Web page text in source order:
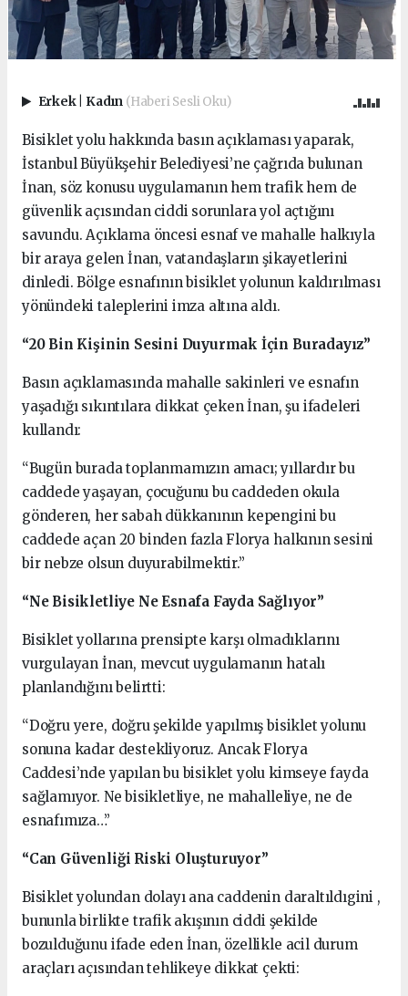
Erkek Kadın (Haberi Sesli Oku)
Bisiklet yolu hakkında basın açıklaması yaparak,
İstanbul Büyükşehir Belediyesi’ne çağrıda bulunan
İnan, söz konusu uygulamanın hem trafik hem de
güvenlik açısından ciddi sorunlara yol açtığını
savundu. Açıklama öncesi esnaf ve mahalle halkıyla
bir araya gelen İnan, vatandaşların şikayetlerini
dinledi. Bölge esnafının bisiklet yolunun kaldırılması
yönündeki taleplerini imza altına aldı.
“20 Bin Kişinin Sesini Duyurmak İçin Buradayız”
Basın açıklamasında mahalle sakinleri ve esnafın
yaşadığı sıkıntılara dikkat çeken İnan, şu ifadeleri
kullandı:
“Bugün burada toplanmamızın amacı; yıllardır bu
caddede yaşayan, çocuğunu bu caddeden okula
gönderen, her sabah dükkanının kepengini bu
caddede açan 20 binden fazla Florya halkının sesini
bir nebze olsun duyurabilmektir.”
“Ne Bisikletliye Ne Esnafa Fayda Sağlıyor”
Bisiklet yollarına prensipte karşı olmadıklarını
vurgulayan İnan, mevcut uygulamanın hatalı
planlandığını belirtti:
“Doğru yere, doğru şekilde yapılmış bisiklet yolunu
sonuna kadar destekliyoruz. Ancak Florya
Caddesi’nde yapılan bu bisiklet yolu kimseye fayda
sağlamıyor. Ne bisikletliye, ne mahalleliye, ne de
esnafımıza…”
“Can Güvenliği Riski Oluşturuyor”
Bisiklet yolundan dolayı ana caddenin daraltıldıgini ,
bununla birlikte trafik akışının ciddi şekilde
bozulduğunu ifade eden İnan, özellikle acil durum
araçları açısından tehlikeye dikkat çekti: